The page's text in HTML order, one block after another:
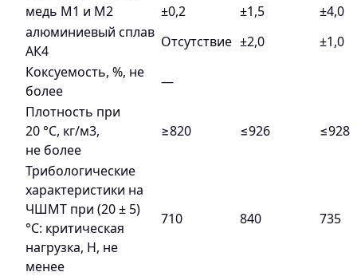
медь М1 и М2 ±0,2 ±1,5
±4,0
алюминиевый сплав
АК4
Отсутствие ±2,0
±1,0
Коксуемость, %, не
более
—
Плотность при
20 °С, кг/м3,
не более
≥820 ≤926 ≤928
Трибологические
характеристики на
ЧШМТ при (20 ± 5)
°С: критическая
нагрузка, Н, не
менее
710 840 735